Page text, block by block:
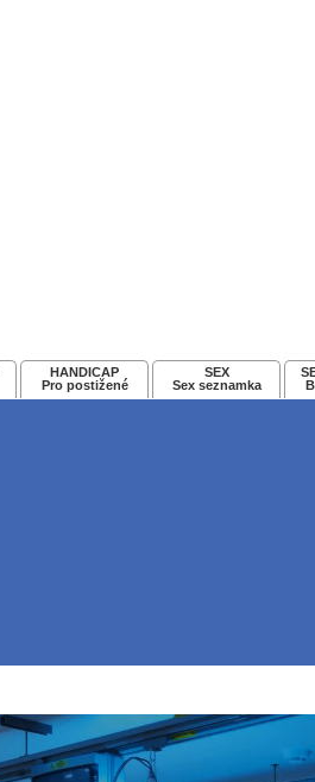
HANDICAP
Pro postižené
SEX
Sex seznamka